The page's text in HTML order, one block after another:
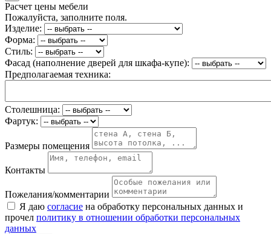
Расчет цены мебели
Пожалуйста, заполните поля.
Изделие:
Форма:
Стиль:
Фасад (наполнение дверей для шкафа-купе):
Предполагаемая техника:
Столешница:
Фартук:
Размеры помещения
Контакты
Пожелания/комментарии
Я даю согласие на обработку персональных данных и
прочел политику в отношении обработки персональных
данных